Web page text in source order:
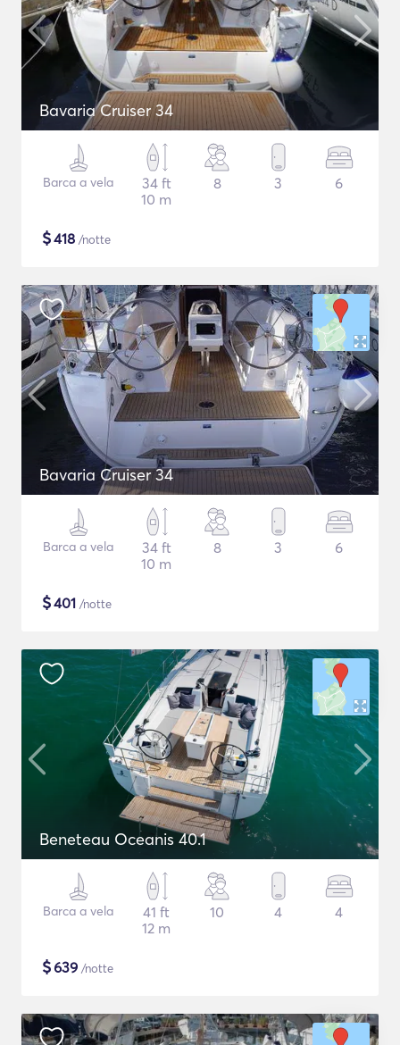
Bavaria Cruiser 34
Barca a vela
34 ft
10 m
8 3 6
$418 /notte
Bavaria Cruiser 34
Barca a vela
34 ft
10 m
8 3 6
$401 /notte
Beneteau Oceanis 40.1
Barca a vela
41 ft
12 m
10 4 4
$639 /notte